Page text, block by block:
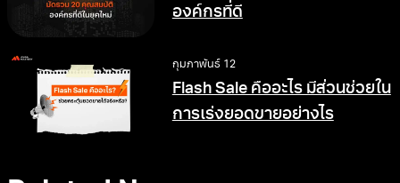
องค์กรที่ดี
กุมภาพันธ์ 12
Flash Sale คืออะไร มีส่วนช่วยใน
การเร่งยอดขายอย่างไร